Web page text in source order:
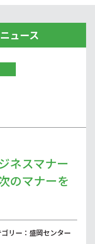
ュース
ネスマナー
のマナーを
リー：盛岡センター